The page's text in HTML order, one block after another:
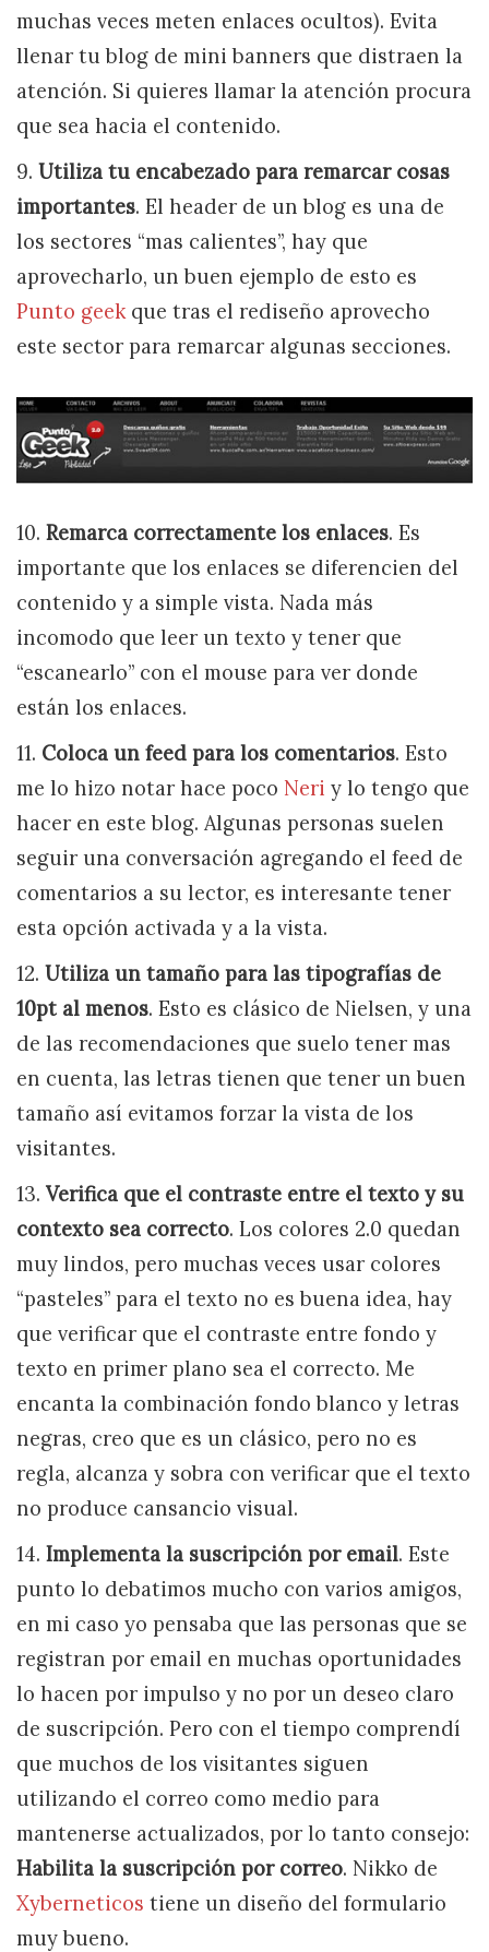
muchas veces meten enlaces ocultos). Evita
llenar tu blog de mini banners que distraen la
atención. Si quieres llamar la atención procura
que sea hacia el contenido.
9. Utiliza tu encabezado para remarcar cosas
importantes. El header de un blog es una de
los sectores “mas calientes”, hay que
aprovecharlo, un buen ejemplo de esto es
Punto geekque tras el rediseño aprovecho
este sector para remarcar algunas secciones.
10. Remarca correctamente los enlaces. Es
importante que los enlaces se diferencien del
contenido y a simple vista. Nada más
incomodo que leer un texto y tener que
“escanearlo” con el mouse para ver donde
están los enlaces.
11. Coloca un feed para los comentarios. Esto
me lo hizo notar hace poco Neri y lo tengo que
hacer en este blog. Algunas personas suelen
seguir una conversación agregando el feed de
comentarios a su lector, es interesante tener
esta opción activada y a la vista.
12. Utiliza un tamaño para las tipografías de
10pt al menos. Esto es clásico de Nielsen, y una
de las recomendaciones que suelo tener mas
en cuenta, las letras tienen que tener un buen
tamaño así evitamos forzar la vista de los
visitantes.
13. Verifica que el contraste entre el texto y su
contexto sea correcto. Los colores 2.0 quedan
muy lindos, pero muchas veces usar colores
“pasteles” para el texto no es buena idea, hay
que verificar que el contraste entre fondo y
texto en primer plano sea el correcto. Me
encanta la combinación fondo blanco y letras
negras, creo que es un clásico, pero no es
regla, alcanza y sobra con verificar que el texto
no produce cansancio visual.
14. Implementa la suscripción por email. Este
punto lo debatimos mucho con varios amigos,
en mi caso yo pensaba que las personas que se
registran por email en muchas oportunidades
lo hacen por impulso y no por un deseo claro
de suscripción. Pero con el tiempo comprendí
que muchos de los visitantes siguen
utilizando el correo como medio para
mantenerse actualizados, por lo tanto consejo:
Habilita la suscripción por correo. Nikko de
Xyberneticos tiene un diseño del formulario
muy bueno.